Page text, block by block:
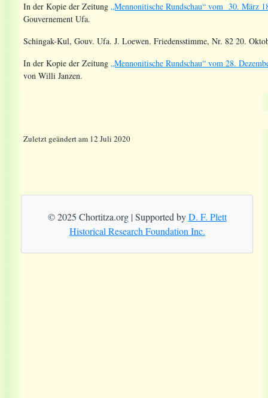
In der Kopie der Zeitung „Mennonitische Rundschau“ vom 30. März
Gouvernement Ufa.
Schingak-Kul, Gouv. Ufa. J. Loewen. Friedensstimme, Nr. 82 20.
In der Kopie der Zeitung „Mennonitische Rundschau“ vom 28.
von Willi Janzen.
Zuletzt geändert am 12 Juli 2020
© 2025 Chortitza.org | Supported byD. F. Plett
Historical Research Foundation Inc.